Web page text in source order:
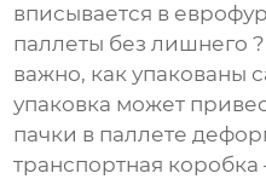
вписывается в
паллеты без лишнего
важно, как упакованы
упаковка может
пачки в паллете
транспортная